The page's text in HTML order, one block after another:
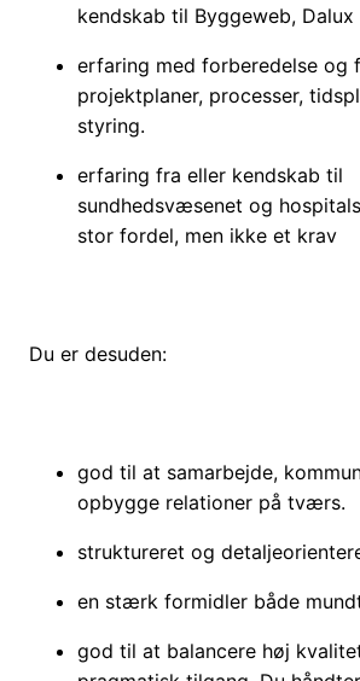
kendskab til Byggeweb, Dalux
erfaring med forberedelse og
projektplaner, processer,
styring.
erfaring fra eller kendskab til
sundhedsvæsenet og
stor fordel, men ikke et krav
Du er desuden:
god til at samarbejde,
opbygge relationer på tværs.
struktureret og
en stærk formidler både
god til at balancere høj